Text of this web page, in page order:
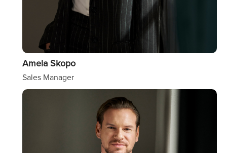
Amela Skopo
Sales Manager
Image